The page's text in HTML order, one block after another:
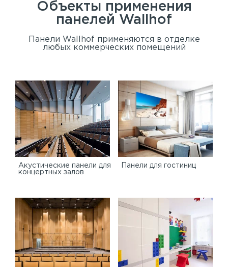
Объекты применения
панелей Wallhof
Панели Wallhof применяются в отделке
любых коммерческих помещений
Акустические панели для
концертных залов
Панели для гостиниц